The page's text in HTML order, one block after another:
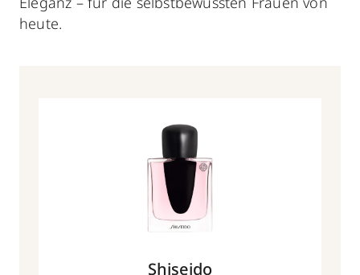
heute.
Shiseido